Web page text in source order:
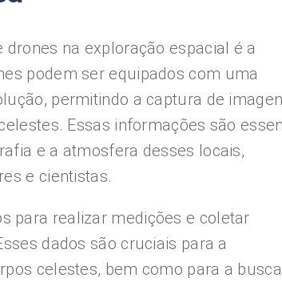
na exploração espacial é a
podem ser equipados com uma
permitindo a captura de
Essas informações são
e a atmosfera desses locais,
e cientistas.
para realizar medições e coletar
dados são cruciais para a
celestes, bem como para a